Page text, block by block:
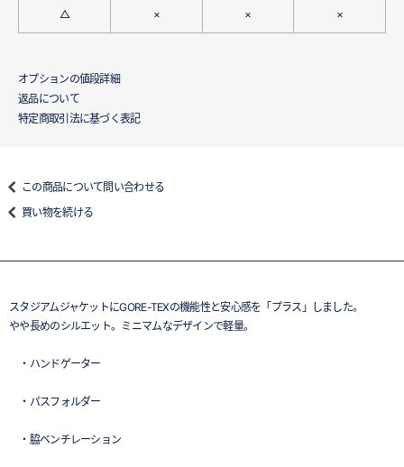
△ × × ×
オプションの値段詳細
返品について
特定商取引法に基づく表記
この商品について問い合わせる
買い物を続ける
スタジアムジャケットにGORE-TEXの機能性と安心感を「プラス」しました。
やや長めのシルエット。ミニマムなデザインで軽量。
・ハンドゲーター
・パスフォルダー
・脇ベンチレーション